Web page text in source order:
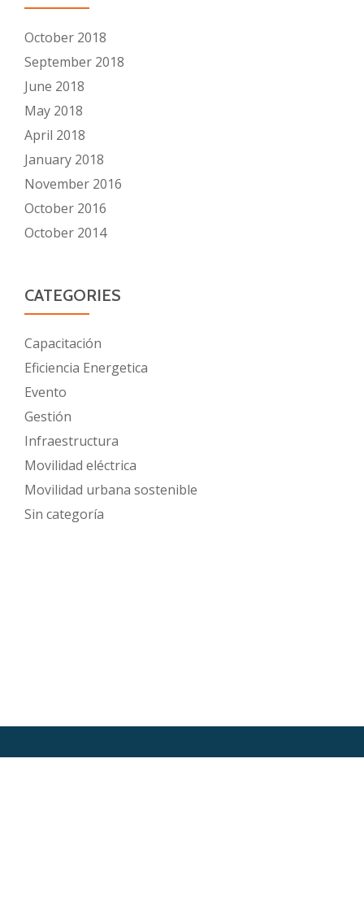
October 2018
September 2018
June 2018
May 2018
April 2018
January 2018
November 2016
October 2016
October 2014
CATEGORIES
Capacitación
Eficiencia Energetica
Evento
Gestión
Infraestructura
Movilidad eléctrica
Movilidad urbana sostenible
Sin categoría